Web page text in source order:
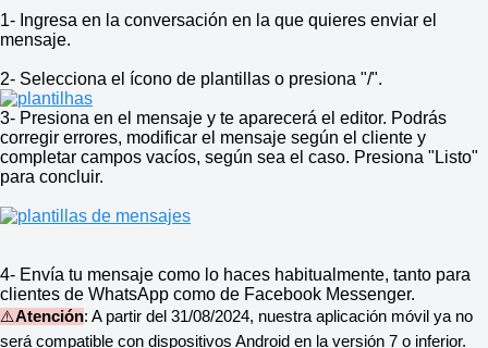
1- Ingresa en la conversación en la que quieres enviar el
mensaje.
2- Selecciona el ícono de plantillas o presiona "/".
3- Presiona en el mensaje y te aparecerá el editor. Podrás
corregir errores, modificar el mensaje según el cliente y
completar campos vacíos, según sea el caso. Presiona "Listo"
para concluir.
4- Envía tu mensaje como lo haces habitualmente, tanto para
clientes de WhatsApp como de Facebook Messenger.
⚠️Atención: A partir del 31/08/2024, nuestra aplicación móvil ya no
será compatible con dispositivos Android en la versión 7 o inferior.